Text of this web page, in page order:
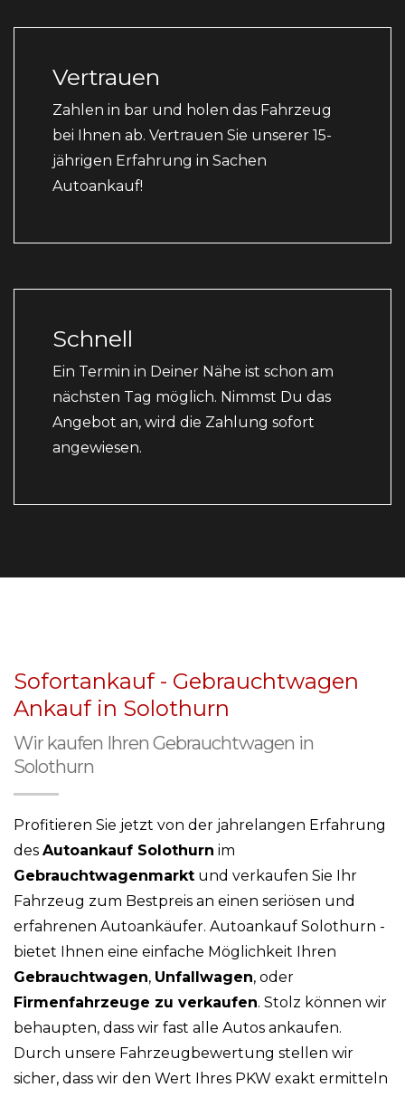
Vertrauen
Zahlen in bar und holen das Fahrzeug
bei Ihnen ab. Vertrauen Sie unserer 15-
jährigen Erfahrung in Sachen
Autoankauf!
Schnell
Ein Termin in Deiner Nähe ist schon am
nächsten Tag möglich. Nimmst Du das
Angebot an, wird die Zahlung sofort
angewiesen.
Sofortankauf - Gebrauchtwagen
Ankauf in Solothurn
Wir kaufen Ihren Gebrauchtwagen in
Solothurn
Profitieren Sie jetzt von der jahrelangen Erfahrung
des Autoankauf Solothurn im
Gebrauchtwagenmarkt und verkaufen Sie Ihr
Fahrzeug zum Bestpreis an einen seriösen und
erfahrenen Autoankäufer. Autoankauf Solothurn -
bietet Ihnen eine einfache Möglichkeit Ihren
Gebrauchtwagen, Unfallwagen, oder
Firmenfahrzeuge zu verkaufen. Stolz können wir
behaupten, dass wir fast alle Autos ankaufen.
Durch unsere Fahrzeugbewertung stellen wir
sicher, dass wir den Wert Ihres PKW exakt ermitteln